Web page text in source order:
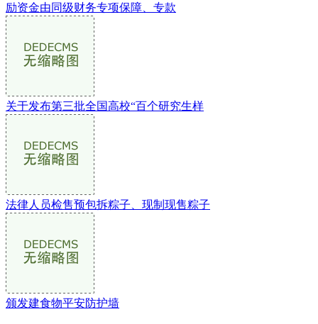
励资金由同级财务专项保障、专款
关于发布第三批全国高校“百个研究生样
法律人员检售预包拆粽子、现制现售粽子
颁发建食物平安防护墙